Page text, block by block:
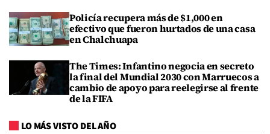
Policía recupera más de $1,000 en
efectivo que fueron hurtados de una casa
en Chalchuapa
The Times: Infantino negocia en secreto
la final del Mundial 2030 con Marruecos a
cambio de apoyo para reelegirse al frente
de la FIFA
LO MÁS VISTO DEL AÑO